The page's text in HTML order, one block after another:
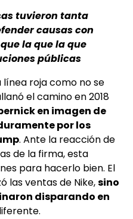
tuvieron tanta
causas con
la que la que
públicas
roja como no se
el camino en 2018
en imagen de
por los
. Ante la reacción de
de la firma, esta
para hacerlo bien. El
las ventas de Nike,sino
disparando en